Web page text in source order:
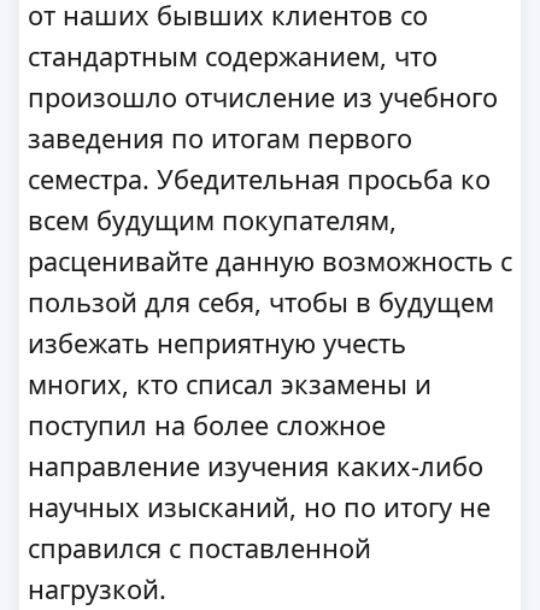
от наших бывших клиентов со
стандартным содержанием, что
произошло отчисление из учебного
заведения по итогам первого
семестра. Убедительная просьба ко
всем будущим покупателям,
расценивайте данную возможность с
пользой для себя, чтобы в будущем
избежать неприятную учесть
многих, кто списал экзамены и
поступил на более сложное
направление изучения каких-либо
научных изысканий, но по итогу не
справился с поставленной
нагрузкой.